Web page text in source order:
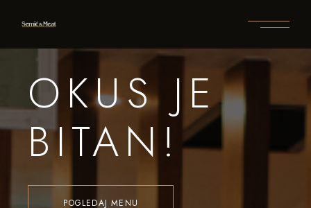
OKUS JE
BITAN!
POGLEDAJ MENU